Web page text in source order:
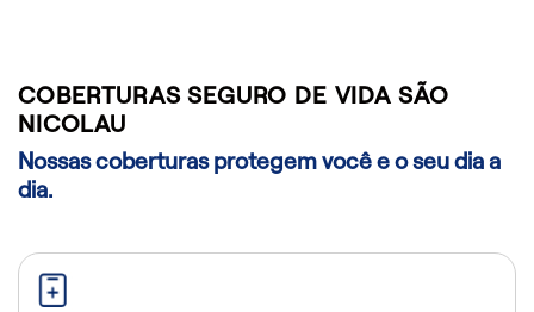
COBERTURAS SEGURO DE VIDA SÃO
NICOLAU
Nossas coberturas protegem você e o seu dia a
dia.